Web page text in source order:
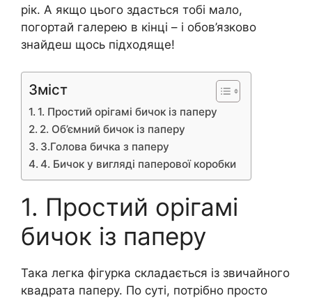
рік. А якщо цього здасться тобі мало,
погортай галерею в кінці – і обов’язково
знайдеш щось підходяще!
Зміст
1. Простий орігамі бичок із паперу
2. Об’ємний бичок із паперу
3.Голова бичка з паперу
4. Бичок у вигляді паперової коробки
1. Простий орігамі
бичок із паперу
Така легка фігурка складається із звичайного
квадрата паперу. По суті, потрібно просто